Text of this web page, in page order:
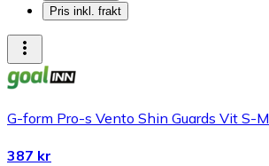
Pris inkl. frakt
G-form Pro-s Vento Shin Guards Vit S-M
387 kr